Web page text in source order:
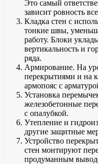
Это самый
зависит ровность
Кладка стен с
тонкие швы,
работу. Блоки
вертикальность и
ряда.
Армирование. На
перекрытиями и на
армопояс с
Установка
железобетонные
с опалубкой.
Утепление и
другие защитные
Устройство
стен монтируют
продуманным